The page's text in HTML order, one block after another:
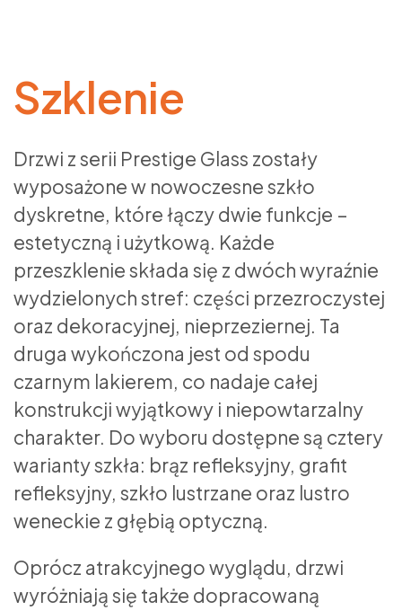
Szklenie
Drzwi z serii Prestige Glass zostały
wyposażone w nowoczesne szkło
dyskretne, które łączy dwie funkcje –
estetyczną i użytkową. Każde
przeszklenie składa się z dwóch wyraźnie
wydzielonych stref: części przezroczystej
oraz dekoracyjnej, nieprzeziernej. Ta
druga wykończona jest od spodu
czarnym lakierem, co nadaje całej
konstrukcji wyjątkowy i niepowtarzalny
charakter. Do wyboru dostępne są cztery
warianty szkła: brąz refleksyjny, grafit
refleksyjny, szkło lustrzane oraz lustro
weneckie z głębią optyczną.
Oprócz atrakcyjnego wyglądu, drzwi
wyróżniają się także dopracowaną